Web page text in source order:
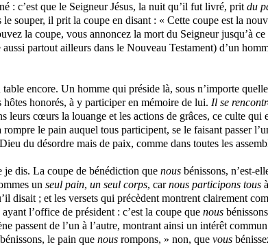
: c’est que le Seigneur Jésus, la nuit qu’il fut livré, prit du
le souper, il prit la coupe en disant : « Cette coupe est la
la coupe, vous annoncez la mort du Seigneur jusqu’à
partout ailleurs dans le Nouveau Testament) d’un
encore. Un homme qui préside là, sous n’importe
hôtes honorés, à y participer en mémoire de lui. Il se
leurs cœurs la louange et les actions de grâces, ce culte qui
le pain auquel tous participent, se le faisant passer
du désordre mais de paix, comme dans toutes les
je dis. La coupe de bénédiction que nousbénissons, n’est-
un seul pain, un seul corps, carnous participons tous
disait ; et les versets qui précèdent montrent clairement
l’office de président : c’est la coupe que nous
passent de l’un à l’autre, montrant ainsi un intérêt
le pain que nousrompons, » non, que vous